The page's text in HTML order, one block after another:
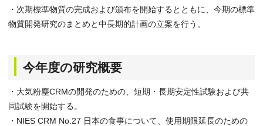
・次期標準物質の完成および頒布を開始するとともに、今期の標準
物質開発研究のまとめと中長期的計画の立案を行う。
今年度の研究概要
・大気粉塵CRMの開発のための、短期・長期安定性試験および共
同試験を開始する。
・NIES CRM No.27 日本の食事について、使用期限延長のための